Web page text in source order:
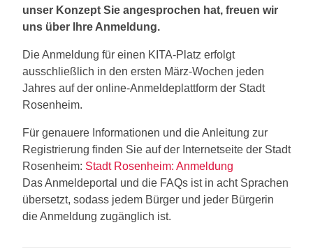
unser Konzept Sie angesprochen hat, freuen wir
uns über Ihre Anmeldung.
Die Anmeldung für einen KITA-Platz erfolgt
ausschließlich in den ersten März-Wochen jeden
Jahres auf der online-Anmeldeplattform der Stadt
Rosenheim.
Für genauere Informationen und die Anleitung zur
Registrierung finden Sie auf der Internetseite der Stadt
Rosenheim: Stadt Rosenheim: Anmeldung
Das Anmeldeportal und die FAQs ist in acht Sprachen
übersetzt, sodass jedem Bürger und jeder Bürgerin
die Anmeldung zugänglich ist.